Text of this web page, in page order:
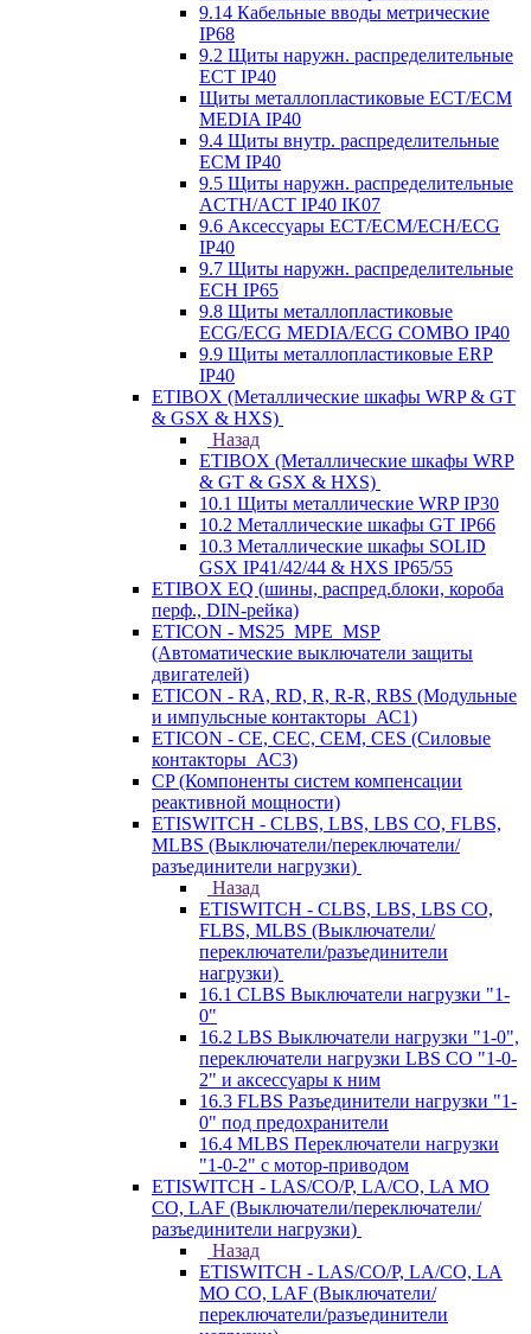
9.14 Кабельные вводы метрические
IP68
9.2 Щиты наружн. распределительные
ECT IP40
Щиты металлопластиковые ECT/ECM
MEDIA IP40
9.4 Щиты внутр. распределительные
ECМ IP40
9.5 Щиты наружн. распределительные
ACTH/ACT IP40 IK07
9.6 Аксессуары ECT/ECM/ECH/ECG
IP40
9.7 Щиты наружн. распределительные
ECH IP65
9.8 Щиты металлопластиковые
ECG/ECG MEDIA/ECG COMBO IP40
9.9 Щиты металлопластиковые ERP
IP40
ETIBOX (Металлические шкафы WRP & GT
& GSX & HXS)
Назад
ETIBOX (Металлические шкафы WRP
& GT & GSX & HXS)
10.1 Щиты металлические WRP IP30
10.2 Металлические шкафы GT IP66
10.3 Металлические шкафы SOLID
GSX IP41/42/44 & HXS IP65/55
ETIBOX EQ (шины, распред.блоки, короба
перф., DIN-рейка)
ETICON - MS25_MPE_MSP
(Автоматические выключатели защиты
двигателей)
ETICON - RA, RD, R, R-R, RBS (Модульные
и импульсные контакторы_АС1)
ETICON - CE, CEC, CEM, CES (Силовые
контакторы_АС3)
CP (Компоненты систем компенсации
реактивной мощности)
ETISWITCH - CLBS, LBS, LBS CO, FLBS,
MLBS (Выключатели/переключатели/
разъединители нагрузки)
Назад
ETISWITCH - CLBS, LBS, LBS CO,
FLBS, MLBS (Выключатели/
переключатели/разъединители
нагрузки)
16.1 CLBS Выключатели нагрузки "1-
0"
16.2 LBS Выключатели нагрузки "1-0",
переключатели нагрузки LBS CO "1-0-
2" и аксессуары к ним
16.3 FLBS Разъединители нагрузки "1-
0" под предохранители
16.4 MLBS Переключатели нагрузки
"1-0-2" с мотор-приводом
ETISWITCH - LAS/CO/P, LA/CO, LA MO
CO, LAF (Выключатели/переключатели/
разъединители нагрузки)
Назад
ETISWITCH - LAS/CO/P, LA/CO, LA
MO CO, LAF (Выключатели/
переключатели/разъединители